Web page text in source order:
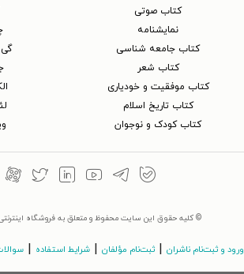
کتاب‌ صوتی
نمایشنامه
کتاب جامعه شناسی
کتاب شعر
کتاب موفقیت و خودیاری
کتاب تاریخ اسلام
کتاب کودک و نوجوان
© کلیه حقوق این سایت محفوظ و متعلق به فروشگاه
ورود و ثبت‌نام ناشران ثبت‌نام مؤلفان شرایط استفاده